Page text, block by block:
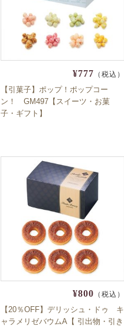
¥777 （税込）
【引菓子】ポップ！ポップコー
ン！ GM497【スイーツ・お菓
子・ギフト】
¥800 （税込）
【20％OFF】デリッシュ・ドゥ キ
ャラメリゼバウムA【 引出物・引き